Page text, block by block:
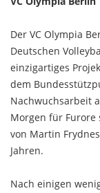
Der VC Olympia
Deutschen
einzigartiges
dem
Nachwuchsarbeit
Morgen für Furore
von Martin
Jahren.
Nach einigen